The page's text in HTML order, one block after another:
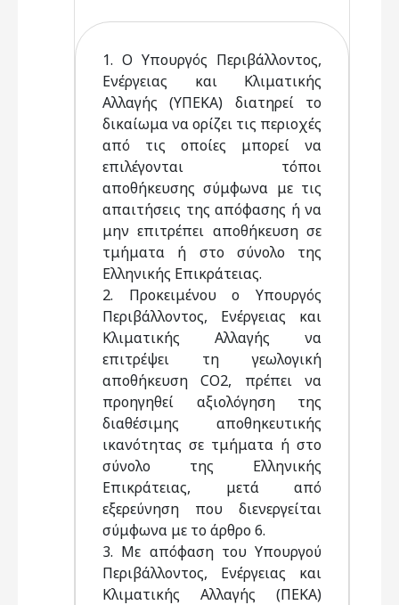
1. Ο Υπουργός Περιβάλλοντος,
Ενέργειας και Κλιματικής
Αλλαγής (ΥΠΕΚΑ) διατηρεί το
δικαίωμα να ορίζει τις περιοχές
από τις οποίες μπορεί να
επιλέγονται τόποι
αποθήκευσης σύμφωνα με τις
απαιτήσεις της απόφασης ή να
μην επιτρέπει αποθήκευση σε
τμήματα ή στο σύνολο της
Ελληνικής Επικράτειας.
2. Προκειμένου ο Υπουργός
Περιβάλλοντος, Ενέργειας και
Κλιματικής Αλλαγής να
επιτρέψει τη γεωλογική
αποθήκευση CO2, πρέπει να
προηγηθεί αξιολόγηση της
διαθέσιμης αποθηκευτικής
ικανότητας σε τμήματα ή στο
σύνολο της Ελληνικής
Επικράτειας, μετά από
εξερεύνηση που διενεργείται
σύμφωνα με το άρθρο 6.
3. Με απόφαση του Υπουργού
Περιβάλλοντος, Ενέργειας και
Κλιματικής Αλλαγής (ΠΕΚΑ)